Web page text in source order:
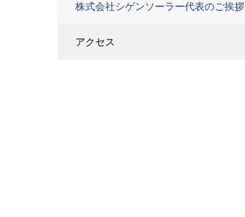
株式会社シゲンソーラー代表のご挨拶
アクセス